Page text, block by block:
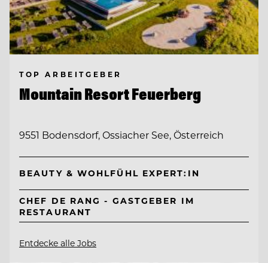
TOP ARBEITGEBER
Mountain Resort Feuerberg
9551 Bodensdorf, Ossiacher See, Österreich
BEAUTY & WOHLFÜHL EXPERT:IN
CHEF DE RANG - GASTGEBER IM
RESTAURANT
Entdecke alle Jobs